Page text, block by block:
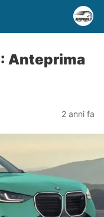
Anteprima
2 anni fa